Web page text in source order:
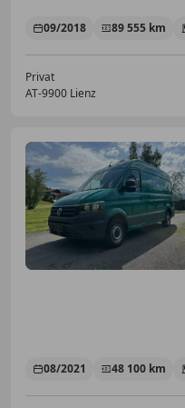
09/2018 89 555 km
Privat
AT-9900 Lienz
08/2021 48 100 km